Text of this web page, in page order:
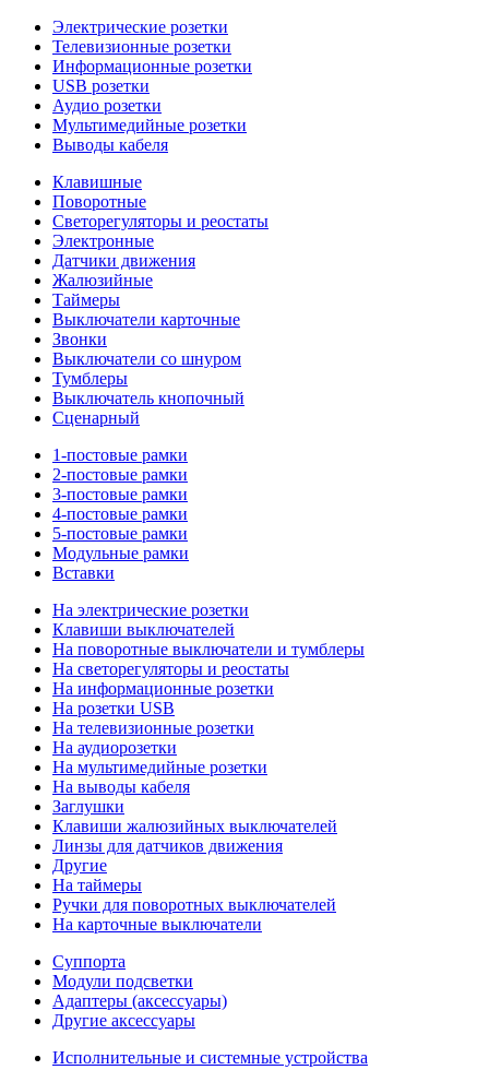
Электрические розетки
Телевизионные розетки
Информационные розетки
USB розетки
Аудио розетки
Мультимедийные розетки
Выводы кабеля
Клавишные
Поворотные
Светорегуляторы и реостаты
Электронные
Датчики движения
Жалюзийные
Таймеры
Выключатели карточные
Звонки
Выключатели со шнуром
Тумблеры
Выключатель кнопочный
Сценарный
1-постовые рамки
2-постовые рамки
3-постовые рамки
4-постовые рамки
5-постовые рамки
Модульные рамки
Вставки
На электрические розетки
Клавиши выключателей
На поворотные выключатели и тумблеры
На светорегуляторы и реостаты
На информационные розетки
На розетки USB
На телевизионные розетки
На аудиорозетки
На мультимедийные розетки
На выводы кабеля
Заглушки
Клавиши жалюзийных выключателей
Линзы для датчиков движения
Другие
На таймеры
Ручки для поворотных выключателей
На карточные выключатели
Суппорта
Модули подсветки
Адаптеры (аксессуары)
Другие аксессуары
Исполнительные и системные устройства